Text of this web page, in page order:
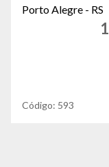
Porto Alegre - RS
1
Código: 593